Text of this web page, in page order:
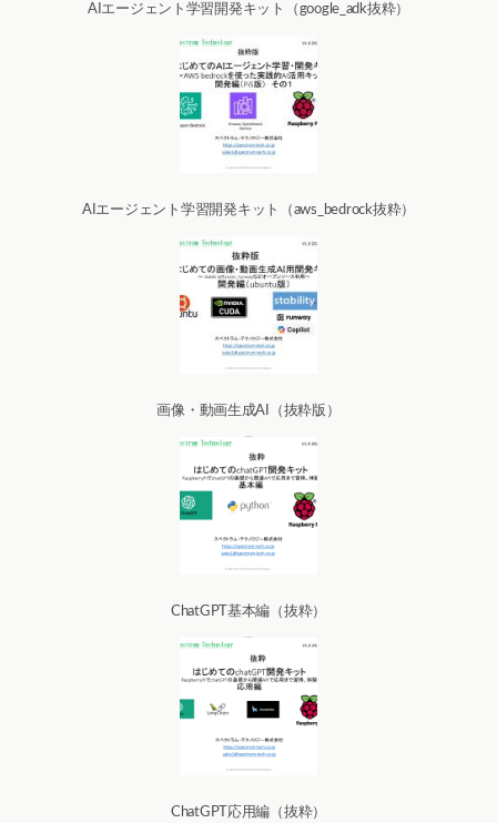
AIエージェント学習開発キット（google_adk抜粋）
AIエージェント学習開発キット（aws_bedrock抜粋）
画像・動画生成AI（抜粋版）
ChatGPT基本編（抜粋）
ChatGPT応用編（抜粋）